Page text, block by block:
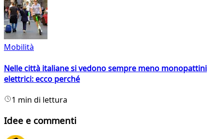
Mobilità
Nelle città italiane si vedono sempre meno monopattini
elettrici: ecco perché
1 min di lettura
Idee e commenti